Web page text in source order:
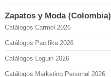
Zapatos y Moda (Colombia)
Catálogos Carmel 2026
Catálogos Pacifika 2026
Catálogos Loguin 2026
Catálogos Marketing Personal 2026